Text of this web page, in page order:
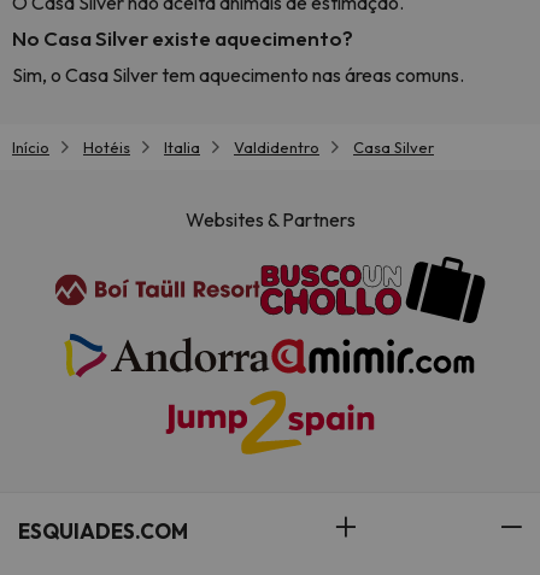
No Casa Silver existe aquecimento?
Sim, o Casa Silver tem aquecimento nas áreas comuns.
Início Hotéis Italia Valdidentro Casa Silver
Websites & Partners
ESQUIADES.COM